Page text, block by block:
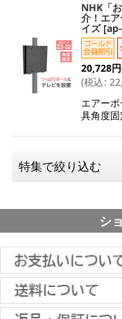
NHK「
介！エ
イズ [
20,728円
(税込:
エアー
具角度
特集で絞り込む
アームタイプ（上下左
アームタイプ（上下左
型）
アームタイプ（上下左
型）
シ
■下記よりお選びいただけ
クレジットカード決済、